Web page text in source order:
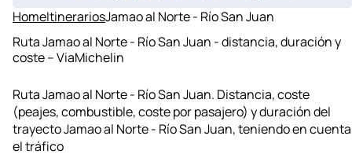
HomeItinerariosJamao al Norte - Río San Juan
Ruta Jamao al Norte - Río San Juan - distancia, duración y
coste – ViaMichelin
Ruta Jamao al Norte - Río San Juan. Distancia, coste
(peajes, combustible, coste por pasajero) y duración del
trayecto Jamao al Norte - Río San Juan, teniendo en cuenta
el tráfico